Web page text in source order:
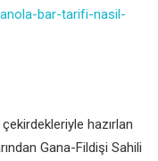
bar-tarifi-nasil-
hazırlan
Gana-Fildişi Sahili